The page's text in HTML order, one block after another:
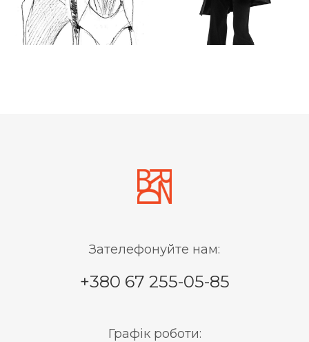
Зателефонуйте нам:
+380 67 255-05-85
Графік роботи: